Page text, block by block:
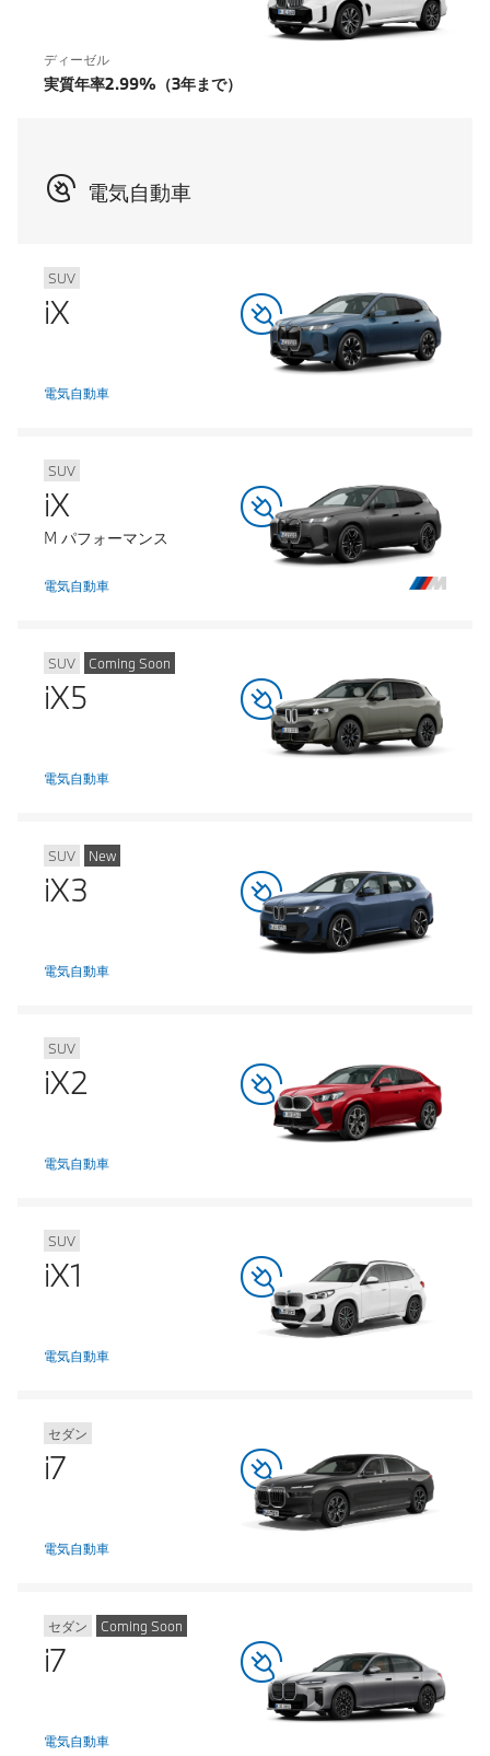
ディーゼル
実質年率2.99%（3年まで）
電気自動車
SUV
iX
電気自動車
SUV
iX
M パフォーマンス
電気自動車
SUV Coming Soon
iX5
電気自動車
SUV New
iX3
電気自動車
SUV
iX2
電気自動車
SUV
iX1
電気自動車
セダン
i7
電気自動車
セダン Coming Soon
i7
電気自動車